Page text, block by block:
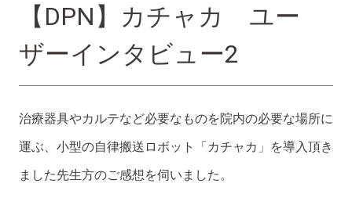
【DPN】カチャカ ユー
ザーインタビュー2
治療器具やカルテなど必要なものを院内の必要な場所に
運ぶ、小型の自律搬送ロボット「カチャカ」を導入頂き
ました先生方のご感想を伺いました。